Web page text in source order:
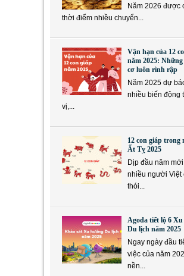
Năm 2026 được
thời điểm nhiều chuyển...
Vận hạn của 12
năm 2025:
cơ luôn rình rập
Năm 2025 dự
nhiều biến động
vị,...
12 con giáp trong
Ất Tỵ 2025
Dịp đầu năm
nhiều người Việt
thói...
Agoda tiết lộ 6
Du lịch năm 2025
Ngay ngày đầu
việc của năm
nền...